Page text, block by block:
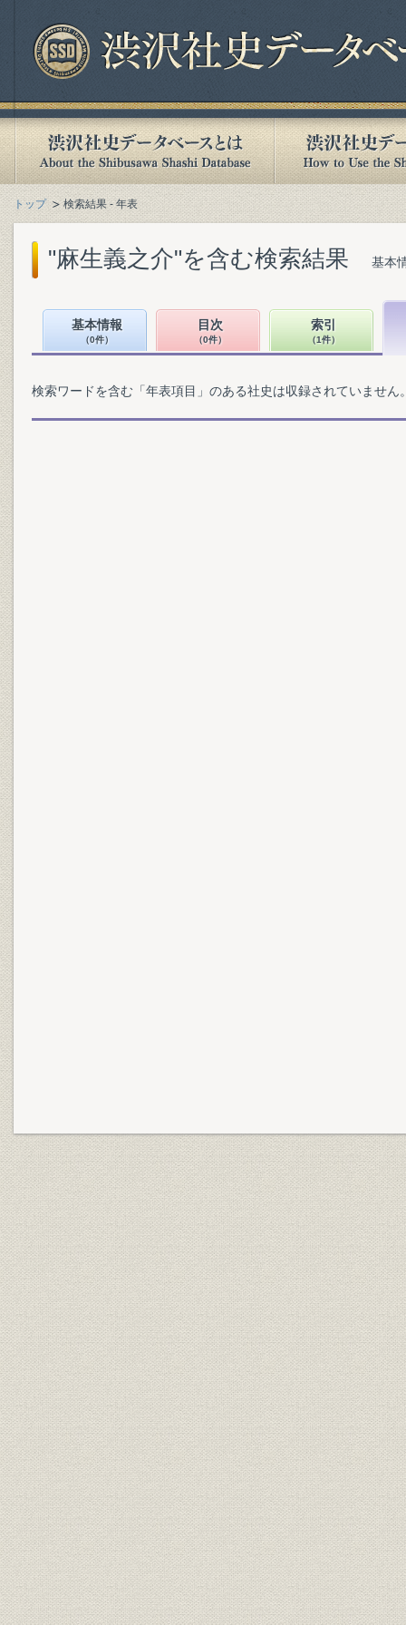
トップ 検索結果 - 年表
"麻生義之介"を含む検索結果 基本
基本情報
（0件）
目次
（0件）
索引
（1件）
検索ワードを含む「年表項目」のある社史は収録されていません